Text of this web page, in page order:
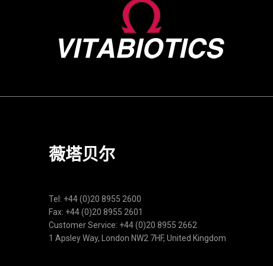
薇塔贝尔
Tel: +44 (0)20 8955 2600
Fax: +44 (0)20 8955 2601
Customer Service: +44 (0)20 8955 2662
1 Apsley Way, London NW2 7HF, United Kingdom